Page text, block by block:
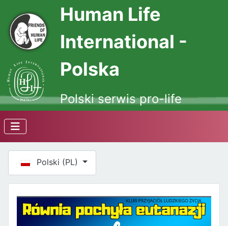
Human Life
International -
Polska
Polski serwis pro-life
Wybierz swój język
Polski (PL)